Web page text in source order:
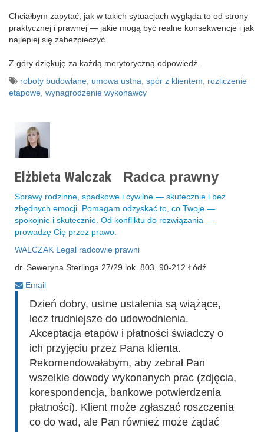
Chciałbym zapytać, jak w takich sytuacjach wygląda to od strony
praktycznej i prawnej — jakie mogą być realne konsekwencje i jak
najlepiej się zabezpieczyć.
Z góry dziękuję za każdą merytoryczną odpowiedź.
roboty budowlane umowa ustna spór z klientem
rozliczenie
etapowe wynagrodzenie wykonawcy
Elżbieta Walczak Radca prawny
Sprawy rodzinne, spadkowe i cywilne — skutecznie i bez
zbędnych emocji. Pomagam odzyskać to, co Twoje —
spokojnie i skutecznie. Od konfliktu do rozwiązania —
prowadzę Cię przez prawo.
WALCZAK Legal radcowie prawni
dr. Seweryna Sterlinga 27/29 lok. 803, 90-212 Łódź
Email
Dzień dobry, ustne ustalenia są wiążące,
lecz trudniejsze do udowodnienia.
Akceptacja etapów i płatności świadczy o
ich przyjęciu przez Pana klienta.
Rekomendowałabym, aby zebrał Pan
wszelkie dowody wykonanych prac (zdjęcia,
korespondencja, bankowe potwierdzenia
płatności). Klient może zgłaszać roszczenia
co do wad, ale Pan również może żądać